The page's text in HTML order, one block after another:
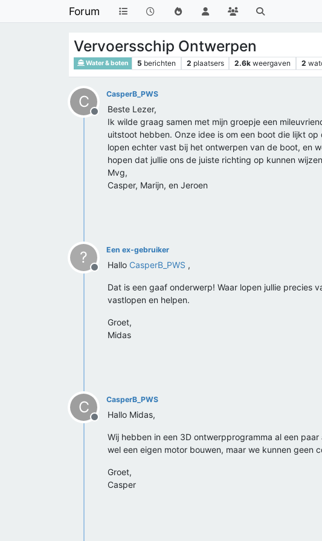
Forum
Vervoersschip Ontwerpen
Water & boten 5 berichten 2 plaatsers 2.6k weergaven 2
C
Offline
CasperB_PWS
Beste Lezer,
Ik wilde graag samen met mijn groepje een
uitstoot hebben. Onze idee is om een boot die lijkt
lopen echter vast bij het ontwerpen van de boot, en
hopen dat jullie ons de juiste richting op kunnen
Mvg,
Casper, Marijn, en Jeroen
?
Offline
Een ex-gebruiker
Hallo CasperB_PWS ,
Dat is een gaaf onderwerp! Waar lopen jullie precies
vastlopen en helpen.
Groet,
Midas
C
Offline
CasperB_PWS
Hallo Midas,
Wij hebben in een 3D ontwerpprogramma al een
wel een eigen motor bouwen, maar we kunnen geen
Groet,
Casper